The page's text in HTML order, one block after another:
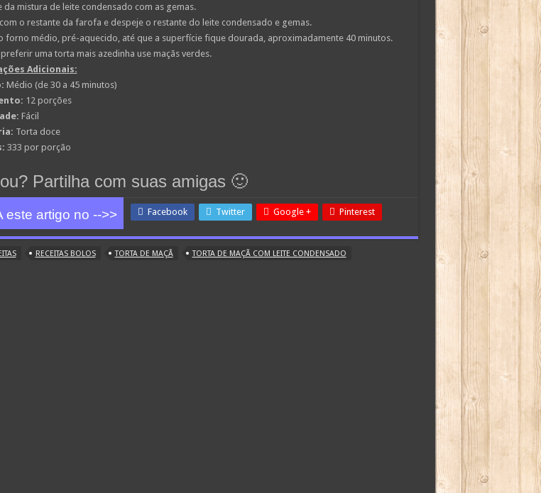
da mistura de leite condensado com as gemas.
o restante da farofa e despeje o restante do leite condensado e gemas.
forno médio, pré-aquecido, até que a superfície fique dourada, aproximadamente 40 minutos.
preferir uma torta mais azedinha use maçãs verdes.
Adicionais:
Médio (de 30 a 45 minutos)
12 porções
Fácil
Torta doce
333 por porção
Partilha com suas amigas 🙂
este artigo no -->> Facebook Twitter Google + Pinterest
RECEITAS BOLOS TORTA DE MAÇÃ TORTA DE MAÇÃ COM LEITE CONDENSADO